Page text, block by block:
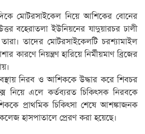
মোটরসাইকেল নিয়ে আশিকের বোনের
বহেরাতলা ইউনিয়নের যাদুয়ারচর ঢালী
তারা। তাদের মোটরসাইকেলটি চরশ্যামাইল
নিয়ন্ত্রণ হারিয়ে নির্মীয়মাণ ব্রিজের
নিরব ও আশিককে উদ্ধার করে শিবচর
নিয়ে এলে কর্তব্যরত চিকিৎসক নিরবকে
প্রাথমিক চিকিৎসা শেষে আশঙ্কাজনক
হাসপাতালে প্রেরণ করা হয়েছে।